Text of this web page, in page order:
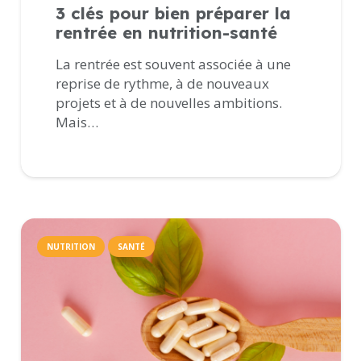
3 clés pour bien préparer la
rentrée en nutrition-santé
La rentrée est souvent associée à une
reprise de rythme, à de nouveaux
projets et à de nouvelles ambitions.
Mais…
NUTRITION SANTÉ